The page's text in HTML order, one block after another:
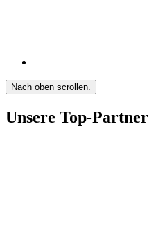
Nach oben scrollen.
Unsere Top-Partner